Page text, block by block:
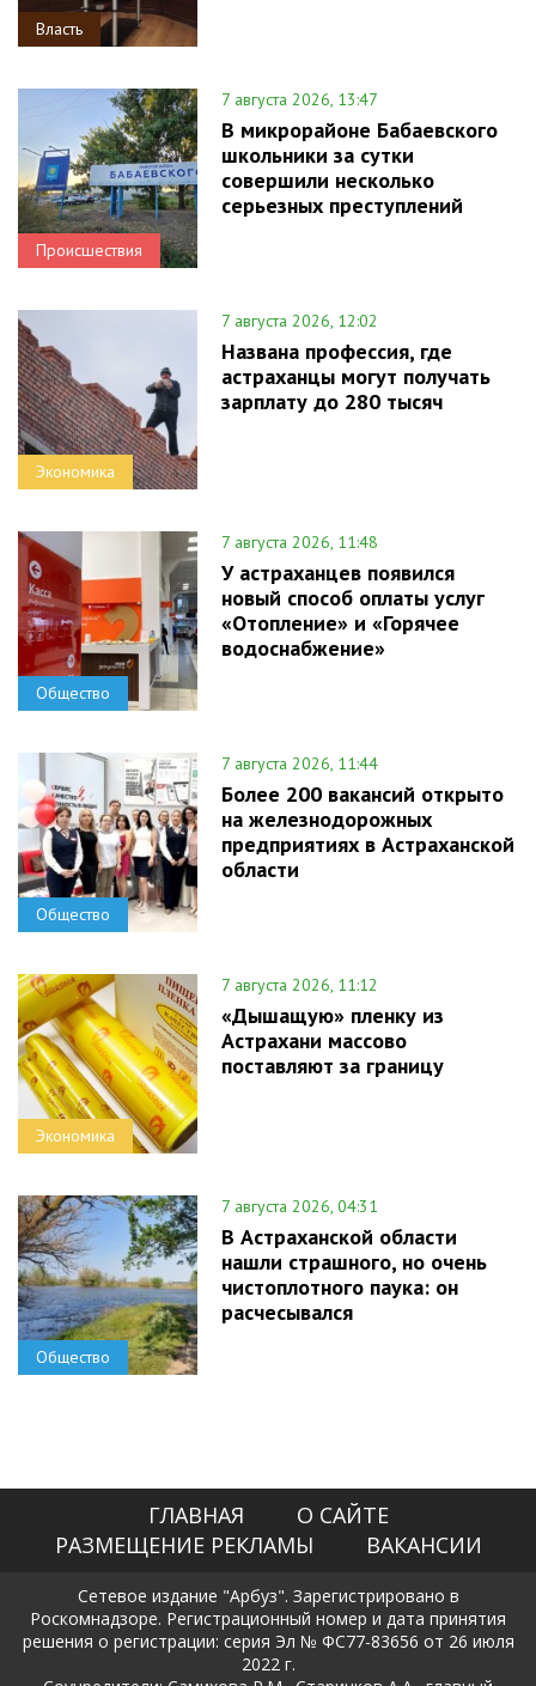
Власть
Происшествия
7 августа 2026, 13:47
В микрорайоне Бабаевского
школьники за сутки
совершили несколько
серьезных преступлений
Экономика
7 августа 2026, 12:02
Названа профессия, где
астраханцы могут получать
зарплату до 280 тысяч
Общество
7 августа 2026, 11:48
У астраханцев появился
новый способ оплаты услуг
«Отопление» и «Горячее
водоснабжение»
Общество
7 августа 2026, 11:44
Более 200 вакансий открыто
на железнодорожных
предприятиях в Астраханской
области
Экономика
7 августа 2026, 11:12
«Дышащую» пленку из
Астрахани массово
поставляют за границу
Общество
7 августа 2026, 04:31
В Астраханской области
нашли страшного, но очень
чистоплотного паука: он
расчесывался
ГЛАВНАЯ
О САЙТЕ
РАЗМЕЩЕНИЕ РЕКЛАМЫ
ВАКАНСИИ
Сетевое издание "Арбуз". Зарегистрировано в
Роскомнадзоре. Регистрационный номер и дата принятия
решения о регистрации: серия Эл № ФС77-83656 от 26 июля
2022 г.